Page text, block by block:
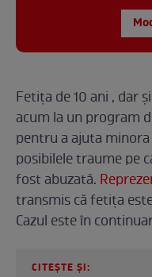
Fetița de 10 ani , dar
acum la un program
pentru a ajuta
posibilele traume pe
fost abuzată.
transmis că fetița
Cazul este în
CITEȘTE ȘI: